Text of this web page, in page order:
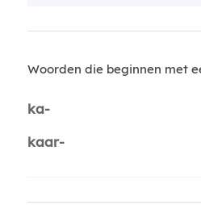
Woorden die beginnen met
ka-
kaar-